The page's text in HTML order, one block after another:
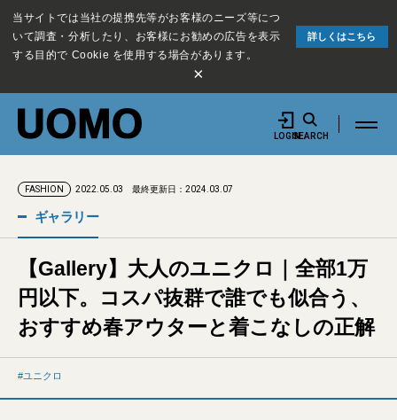
当サイトでは当社の提携先等がお客様のニーズ等につ
いて調査・分析したり、お客様にお勧めの広告を表示
する目的で Cookie を使用する場合があります。
詳しくはこちら
×
LOGINSEARCH
FASHION 2022.05.03 最終更新日：2024.03.07
ギャラリー
【Gallery】大人のユニクロ｜全部1万
円以下。コスパ抜群で誰でも似合う、
おすすめ春アウターと着こなしの正解
ユニクロ